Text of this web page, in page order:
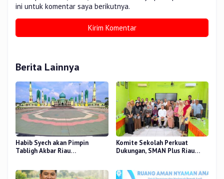
ini untuk komentar saya berikutnya.
Berita Lainnya
Habib Syech akan Pimpin
Tabligh Akbar Riau
Komite Sekolah Perkuat
Dukungan, SMAN Plus Riau